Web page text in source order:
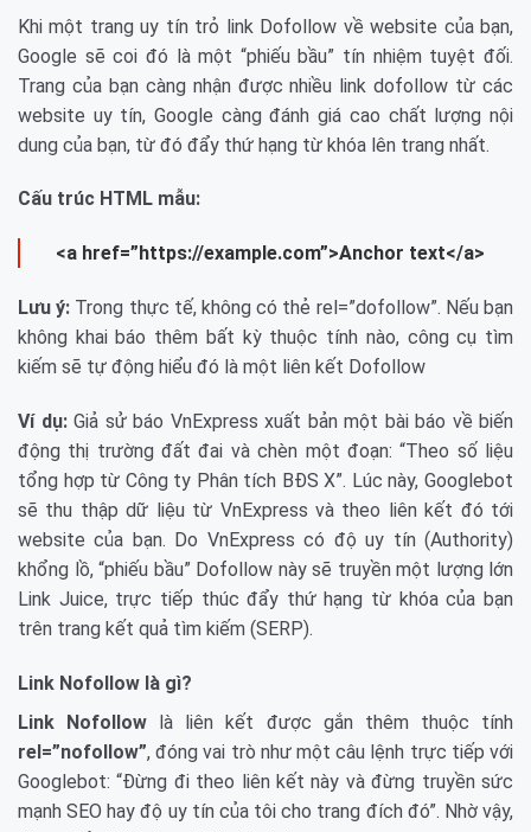
Khi một trang uy tín trỏ link Dofollow về website của bạn,
Google sẽ coi đó là một “phiếu bầu” tín nhiệm tuyệt đối.
Trang của bạn càng nhận được nhiều link dofollow từ các
website uy tín, Google càng đánh giá cao chất lượng nội
dung của bạn, từ đó đẩy thứ hạng từ khóa lên trang nhất.
Cấu trúc HTML mẫu:
<a href=”https://example.com”>Anchor text</a>
Lưu ý: Trong thực tế, không có thẻ rel=”dofollow”. Nếu bạn
không khai báo thêm bất kỳ thuộc tính nào, công cụ tìm
kiếm sẽ tự động hiểu đó là một liên kết Dofollow
Ví dụ:Giả sử báo VnExpress xuất bản một bài báo về biến
động thị trường đất đai và chèn một đoạn: “Theo số liệu
tổng hợp từ Công ty Phân tích BĐS X”. Lúc này, Googlebot
sẽ thu thập dữ liệu từ VnExpress và theo liên kết đó tới
website của bạn. Do VnExpress có độ uy tín (Authority)
khổng lồ, “phiếu bầu” Dofollow này sẽ truyền một lượng lớn
Link Juice, trực tiếp thúc đẩy thứ hạng từ khóa của bạn
trên trang kết quả tìm kiếm (SERP).
Link Nofollow là gì?
Link Nofollow là liên kết được gắn thêm thuộc tính
rel=”nofollow”, đóng vai trò như một câu lệnh trực tiếp với
Googlebot: “Đừng đi theo liên kết này và đừng truyền sức
mạnh SEO hay độ uy tín của tôi cho trang đích đó”. Nhờ vậy,